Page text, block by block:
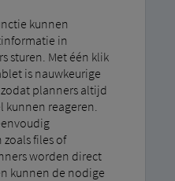
kunnen
in
sturen. Met één klik
is nauwkeurige
planners altijd
reageren.
files of
worden direct
kunnen de nodige